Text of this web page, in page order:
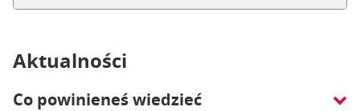
Aktualności
Co powinieneś wiedzieć